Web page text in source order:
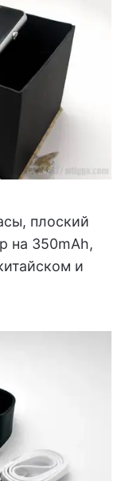
плоский
на 350mAh,
и